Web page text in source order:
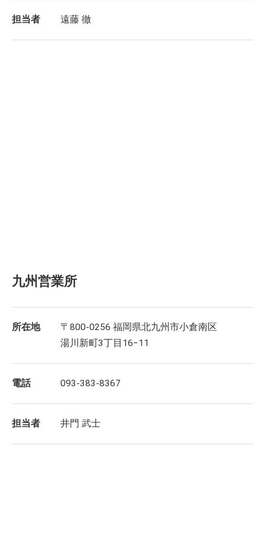
担当者 遠藤 徹
九州営業所
所在地
〒800-0256 福岡県北九州市小倉南区
湯川新町3丁目16−11
電話 093-383-8367
担当者 井門 武士